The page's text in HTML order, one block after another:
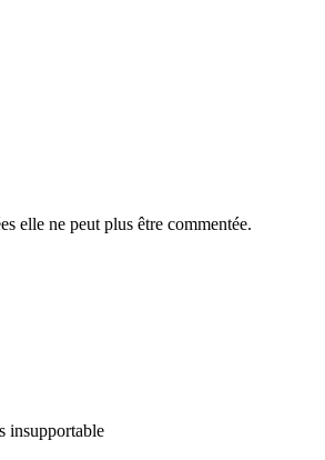
elle ne peut plus être commentée.
insupportable